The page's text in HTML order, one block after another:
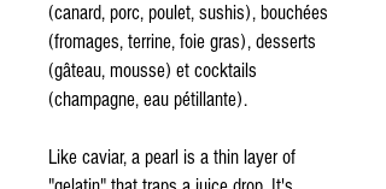
(canard, porc, poulet, sushis), bouchées
(fromages, terrine, foie gras), desserts
(gâteau, mousse) et cocktails
(champagne, eau pétillante).
Like caviar, a pearl is a thin layer of